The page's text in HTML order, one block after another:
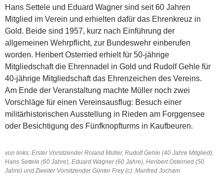
Hans Settele und Eduard Wagner sind seit 60 Jahren
Mitglied im Verein und erhielten dafür das Ehrenkreuz in
Gold. Beide sind 1957, kurz nach Einführung der
allgemeinen Wehrpflicht, zur Bundeswehr einberufen
worden. Heribert Osterried erhielt für 50-jährige
Mitgliedschaft die Ehrennadel in Gold und Rudolf Gehle für
40-jährige Mitgliedschaft das Ehrenzeichen des Vereins.
Am Ende der Veranstaltung machte Müller noch zwei
Vorschläge für einen Vereinsausflug: Besuch einer
militärhistorischen Ausstellung in Rieden am Forggensee
oder Besichtigung des Fünfknopfturms in Kaufbeuren.
von links: Erster Vorsitzender Roland Müller, Rudolf Gehle (40 Jahre Mitglied),
Hans Settele (60 Jahre), Eduard Wagner (60 Jahre), Heribert Osterried (50
Jahre) und Zweiter Vorsitzender Günter Frey (c): Manfred Jocham